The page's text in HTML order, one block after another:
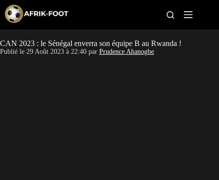
p
o
c
CAN féminine
CAN 2023 : le Sénégal enverra son équipe B au Rwanda !
Publié le 29 Août 2023 à 22:40 par Prudence Ahanogbe